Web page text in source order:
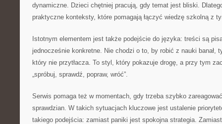
dynamiczne. Dzieci chętniej pracują, gdy temat jest bliski.
praktyczne konteksty, które pomagają łączyć wiedzę szkolną z
Istotnym elementem jest także podejście do języka: treści są
jednocześnie konkretne. Nie chodzi o to, by robić z nauki banał,
który nie przytłacza. To styl, który pokazuje drogę, a przy tym
„spróbuj, sprawdź, popraw, wróć”.
Serwis pomaga też w momentach, gdy trzeba szybko
sprawdzian. W takich sytuacjach kluczowe jest ustalenie
takiego podejścia: zamiast paniki jest spokojna strategia. Zamiast